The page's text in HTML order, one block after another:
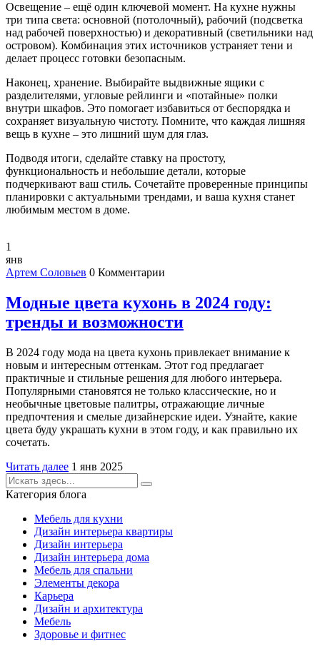
Освещение – ещё один ключевой момент. На кухне нужны
три типа света: основной (потолочный), рабочий (подсветка
над рабочей поверхностью) и декоративный (светильники над
островом). Комбинация этих источников устраняет тени и
делает процесс готовки безопасным.
Наконец, хранение. Выбирайте выдвижные ящики с
разделителями, угловые рейлинги и «потайные» полки
внутри шкафов. Это помогает избавиться от беспорядка и
сохраняет визуальную чистоту. Помните, что каждая лишняя
вещь в кухне – это лишний шум для глаз.
Подводя итоги, сделайте ставку на простоту,
функциональность и небольшие детали, которые
подчеркивают ваш стиль. Сочетайте проверенные принципы
планировки с актуальными трендами, и ваша кухня станет
любимым местом в доме.
1
янв
Артем Соловьев 0 Комментарии
Модные цвета кухонь в 2024 году:
тренды и возможности
В 2024 году мода на цвета кухонь привлекает внимание к
новым и интересным оттенкам. Этот год предлагает
практичные и стильные решения для любого интерьера.
Популярными становятся не только классические, но и
необычные цветовые палитры, отражающие личные
предпочтения и смелые дизайнерские идеи. Узнайте, какие
цвета буду украшать кухни в этом году, и как правильно их
сочетать.
Читать далее 1 янв 2025
Категория блога
Мебель для кухни
Дизайн интерьера квартиры
Дизайн интерьера
Дизайн интерьера дома
Мебель для спальни
Элементы декора
Карьера
Дизайн и архитектура
Мебель
Здоровье и фитнес